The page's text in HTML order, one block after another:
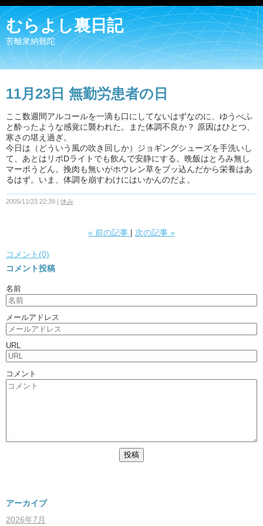
むらよし裏日記
苦離衆納難陀
11月23日 無勤労患者の日
ここ数週間アルコールを一滴も口にしてないはずなのに、ゆうべふ
と酔ったような感覚に襲われた。また体調不良か？ 原因はひとつ、
寒さの堪え過ぎ。
今日は（どういう風の吹き回しか）ジョギングシューズを手洗いし
て、あとはリポDライトでも飲んで安静にする。晩飯はとろみ無し
マーボうどん。挽肉も無いがホウレン草をブッ込んだから栄養はあ
るはず。いま、体調を崩すわけにはいかんのだよ。
2005/11/23 22:39 休み
« 前の記事 次の記事 »
コメント(0)
コメント投稿
名前
メールアドレス
URL
コメント
アーカイブ
2026年7月